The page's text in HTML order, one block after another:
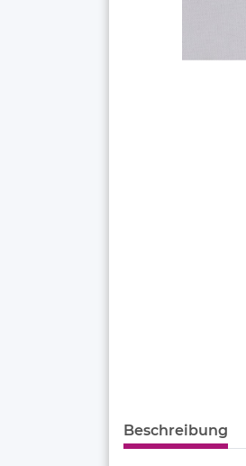
Beschreibung